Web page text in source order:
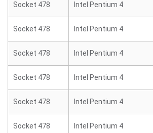
Socket 478 Intel Pentium 4
Socket 478 Intel Pentium 4
Socket 478 Intel Pentium 4
Socket 478 Intel Pentium 4
Socket 478 Intel Pentium 4
Socket 478 Intel Pentium 4